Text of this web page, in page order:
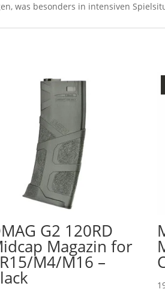
was besonders in intensiven
G2 120RD
Magazin for
M4/M16 –